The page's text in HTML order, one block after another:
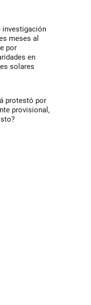
investigación
meses al
por
en
solares
protestó por
provisional,